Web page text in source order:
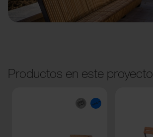
Productos en este proyecto